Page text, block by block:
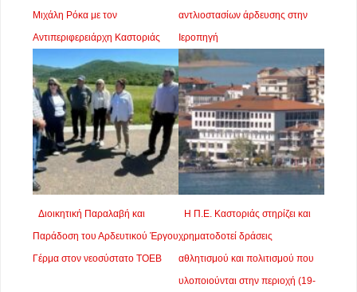
Μιχάλη Ρόκα με τον
Αντιπεριφερειάρχη Καστοριάς
αντλιοστασίων άρδευσης στην
Ιεροπηγή
Διοικητική Παραλαβή και
Παράδοση του Αρδευτικού Έργου
Γέρμα στον νεοσύστατο ΤΟΕΒ
Η Π.Ε. Καστοριάς στηρίζει και
χρηματοδοτεί δράσεις
αθλητισμού και πολιτισμού που
υλοποιούνται στην περιοχή (19-